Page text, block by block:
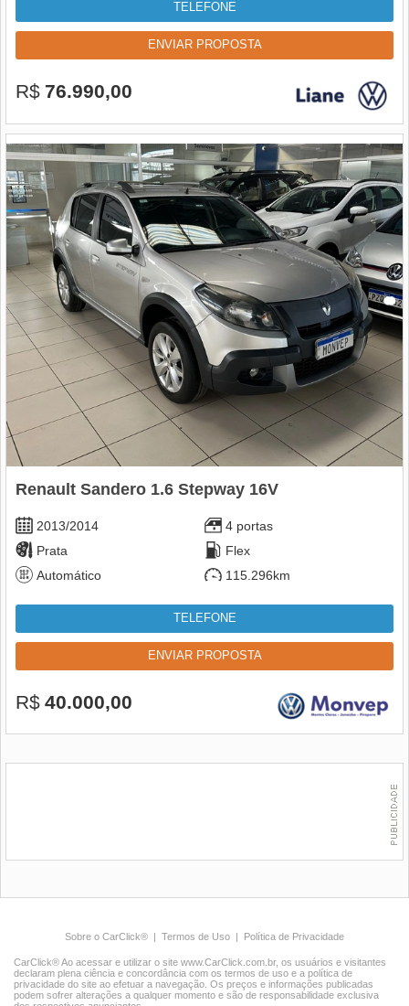
TELEFONE
ENVIAR PROPOSTA
R$ 76.990,00
Renault Sandero 1.6 Stepway 16V
2013/2014
4 portas
Prata
Flex
Automático
115.296km
TELEFONE
ENVIAR PROPOSTA
R$ 40.000,00
Sobre o CarClick® | Termos de Uso | Política de Privacidade
CarClick® Ao acessar e utilizar o site www.CarClick.com.br, os usuários e visitantes
declaram plena ciência e concordância com os termos de uso e a política de
privacidade do site ao efetuar a navegação. Os preços e informações publicadas
podem sofrer alterações a qualquer momento e são de responsabilidade exclusiva